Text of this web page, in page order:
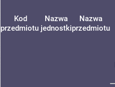
Kod
przedmiotu
Nazwa
jednostki
Nazwa
przedmiotu